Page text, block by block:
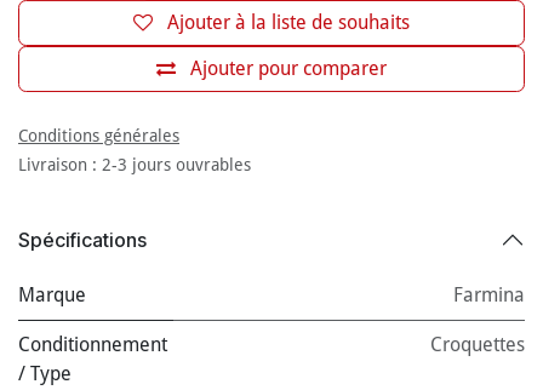
Ajouter pour comparer
Ajouter à la liste de souhaits
Conditions générales
Livraison : 2-3 jours ouvrables
Spécifications
Marque Farmina
Conditionnement
/ Type
Croquettes